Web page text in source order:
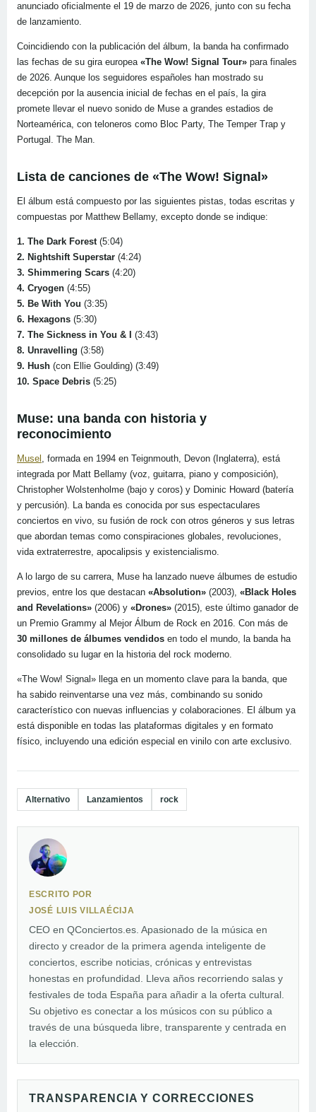
anunciado oficialmente el 19 de marzo de 2026, junto con su fecha
de lanzamiento.
Coincidiendo con la publicación del álbum, la banda ha confirmado
las fechas de su gira europea «The Wow! Signal Tour» para finales
de 2026. Aunque los seguidores españoles han mostrado su
decepción por la ausencia inicial de fechas en el país, la gira
promete llevar el nuevo sonido de Muse a grandes estadios de
Norteamérica, con teloneros como Bloc Party, The Temper Trap y
Portugal. The Man.
Lista de canciones de «The Wow! Signal»
El álbum está compuesto por las siguientes pistas, todas escritas y
compuestas por Matthew Bellamy, excepto donde se indique:
1. The Dark Forest(5:04)
2. Nightshift Superstar (4:24)
3. Shimmering Scars (4:20)
4. Cryogen (4:55)
5. Be With You (3:35)
6. Hexagons (5:30)
7. The Sickness in You & I
(3:43)
8. Unravelling (3:58)
9. Hush (con Ellie Goulding) (3:49)
10. Space Debris (5:25)
Muse: una banda con historia y
reconocimiento
Musel , formada en 1994 en Teignmouth, Devon (Inglaterra), está
integrada por Matt Bellamy (voz, guitarra, piano y composición),
Christopher Wolstenholme (bajo y coros) y Dominic Howard (batería
y percusión). La banda es conocida por sus espectaculares
conciertos en vivo, su fusión de rock con otros géneros y sus letras
que abordan temas como conspiraciones globales, revoluciones,
vida extraterrestre, apocalipsis y existencialismo.
A lo largo de su carrera, Muse ha lanzado nueve álbumes de estudio
previos, entre los que destacan «Absolution» (2003), «Black Holes
and Revelations» (2006) y «Drones» (2015), este último ganador de
un Premio Grammy al Mejor Álbum de Rock en 2016. Con más de
30 millones de álbumes vendidos en todo el mundo, la banda ha
consolidado su lugar en la historia del rock moderno.
«The Wow! Signal» llega en un momento clave para la banda, que
ha sabido reinventarse una vez más, combinando su sonido
característico con nuevas influencias y colaboraciones. El álbum ya
está disponible en todas las plataformas digitales y en formato
físico, incluyendo una edición especial en vinilo con arte exclusivo.
Alternativo Lanzamientos rock
ESCRITO POR
JOSÉ LUIS VILLAÉCIJA
CEO en QConciertos.es. Apasionado de la música en
directo y creador de la primera agenda inteligente de
conciertos, escribe noticias, crónicas y entrevistas
honestas en profundidad. Lleva años recorriendo salas y
festivales de toda España para añadir a la oferta cultural.
Su objetivo es conectar a los músicos con su público a
través de una búsqueda libre, transparente y centrada en
la elección.
TRANSPARENCIA Y CORRECCIONES